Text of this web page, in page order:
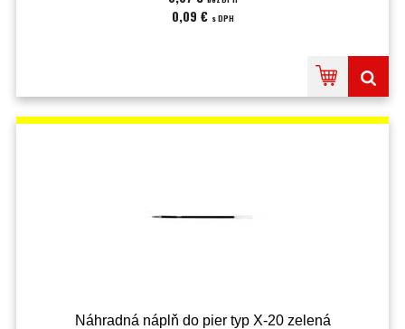
0,09 € s DPH
Náhradná náplň do pier typ X-20 zelená